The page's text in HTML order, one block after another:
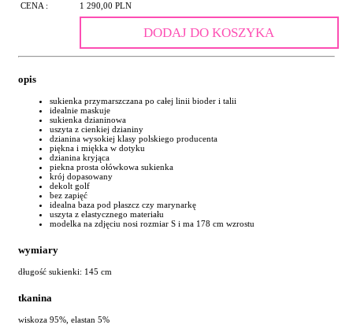
CENA : 1 290,00 PLN
DODAJ DO KOSZYKA
opis
sukienka przymarszczana po całej linii bioder i talii
idealnie maskuje
sukienka dzianinowa
uszyta z cienkiej dzianiny
dzianina wysokiej klasy polskiego producenta
piękna i miękka w dotyku
dzianina kryjąca
piekna prosta ołówkowa sukienka
krój dopasowany
dekolt golf
bez zapięć
idealna baza pod płaszcz czy marynarkę
uszyta z elastycznego materiału
modelka na zdjęciu nosi rozmiar S i ma 178 cm wzrostu
wymiary
długość sukienki: 145 cm
tkanina
wiskoza 95%, elastan 5%